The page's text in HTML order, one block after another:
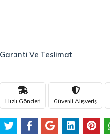
Garanti Ve Teslimat
Hızlı Gönderi Güvenli Alışveriş